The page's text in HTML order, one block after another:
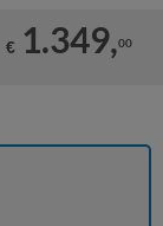
€ 1.349,00